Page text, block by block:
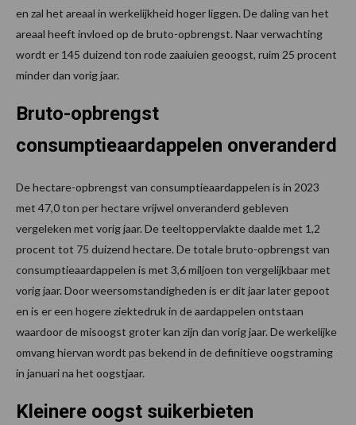
en zal het areaal in werkelijkheid hoger liggen. De daling van het
areaal heeft invloed op de bruto-opbrengst. Naar verwachting
wordt er 145 duizend ton rode zaaiuien geoogst, ruim 25 procent
minder dan vorig jaar.
Bruto-opbrengst
consumptieaardappelen onveranderd
De hectare-opbrengst van consumptieaardappelen is in 2023
met 47,0 ton per hectare vrijwel onveranderd gebleven
vergeleken met vorig jaar. De teeltoppervlakte daalde met 1,2
procent tot 75 duizend hectare. De totale bruto-opbrengst van
consumptieaardappelen is met 3,6 miljoen ton vergelijkbaar met
vorig jaar. Door weersomstandigheden is er dit jaar later gepoot
en is er een hogere ziektedruk in de aardappelen ontstaan
waardoor de misoogst groter kan zijn dan vorig jaar. De werkelijke
omvang hiervan wordt pas bekend in de definitieve oogstraming
in januari na het oogstjaar.
Kleinere oogst suikerbieten